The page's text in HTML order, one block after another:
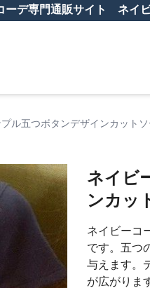
ーデ専門通販サイト ネイ
ル五つボタンデザインカットソ
ネイビ
ンカッ
ネイビーコ
です。五つ
与えます。
が広がりま